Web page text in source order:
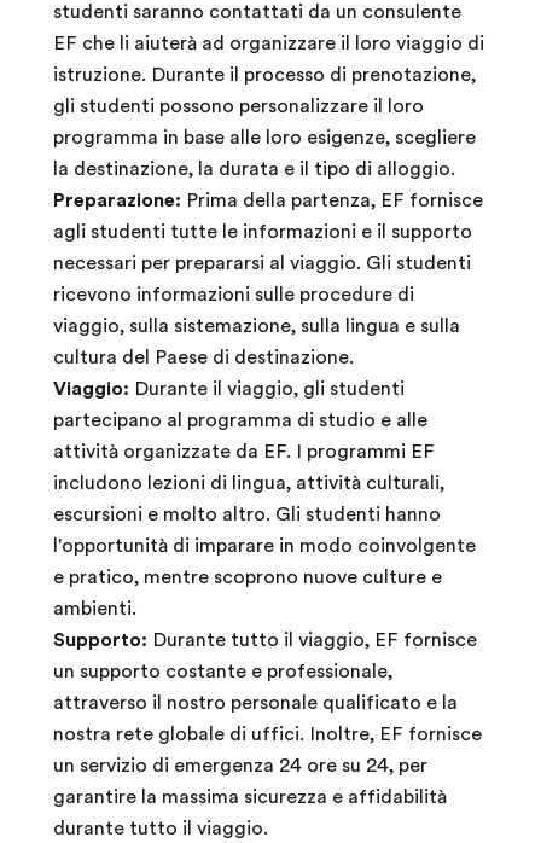
studenti saranno contattati da un consulente
EF che li aiuterà ad organizzare il loro viaggio di
istruzione. Durante il processo di prenotazione,
gli studenti possono personalizzare il loro
programma in base alle loro esigenze, scegliere
la destinazione, la durata e il tipo di alloggio.
Preparazione: Prima della partenza, EF fornisce
agli studenti tutte le informazioni e il supporto
necessari per prepararsi al viaggio. Gli studenti
ricevono informazioni sulle procedure di
viaggio, sulla sistemazione, sulla lingua e sulla
cultura del Paese di destinazione.
Viaggio: Durante il viaggio, gli studenti
partecipano al programma di studio e alle
attività organizzate da EF. I programmi EF
includono lezioni di lingua, attività culturali,
escursioni e molto altro. Gli studenti hanno
l'opportunità di imparare in modo coinvolgente
e pratico, mentre scoprono nuove culture e
ambienti.
Supporto: Durante tutto il viaggio, EF fornisce
un supporto costante e professionale,
attraverso il nostro personale qualificato e la
nostra rete globale di uffici. Inoltre, EF fornisce
un servizio di emergenza 24 ore su 24, per
garantire la massima sicurezza e affidabilità
durante tutto il viaggio.